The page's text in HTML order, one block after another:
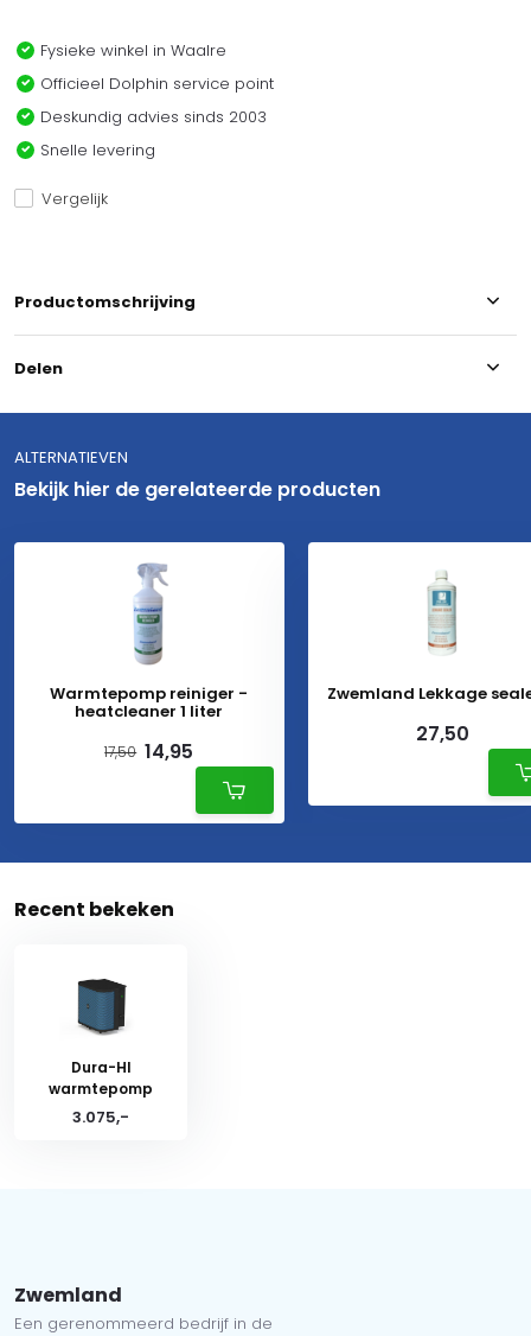
Fysieke winkel in Waalre
Officieel Dolphin service point
Deskundig advies sinds 2003
Snelle levering
Vergelijk
Productomschrijving
Delen
ALTERNATIEVEN
Bekijk hier de gerelateerde producten
Warmtepomp reiniger -
heatcleaner 1 liter
17,50 14,95
Zwemland Lekkage
27,50
Recent bekeken
Dura-HI
warmtepomp
3.075,-
Zwemland
Een gerenommeerd bedrijf in de